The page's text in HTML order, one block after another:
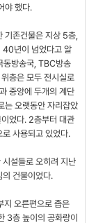
야 했다.
기존건물은 지상 5층,
40년이 넘었다고 알
방송국, TBC방송
층은 모두 전시실로
중앙에 두개의 계단
는 오랫동안 자리잡았
었다. 2층부터 대관
사용되고 있었다.
설들로 오히려 지난
의 건물이었다.
지 오른편으로 좁은
3층 높이의 공화랑이